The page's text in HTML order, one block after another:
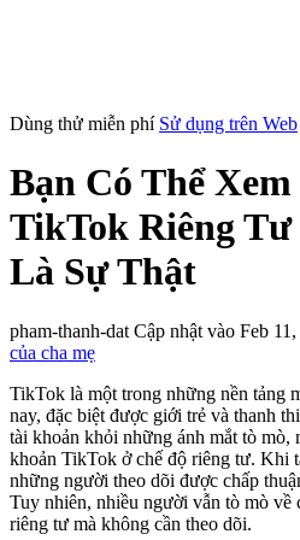
Dùng thử miễn phí Sử dụng trên Web
Bạn Có Thể
TikTok Riêng
Là Sự Thật
pham-thanh-dat Cập nhật vào Feb
của cha mẹ
TikTok là một trong những nền tảng
nay, đặc biệt được giới trẻ và thanh
tài khoản khỏi những ánh mắt tò mò,
khoản TikTok ở chế độ riêng tư. Khi
những người theo dõi được chấp
Tuy nhiên, nhiều người vẫn tò mò về
riêng tư mà không cần theo dõi.